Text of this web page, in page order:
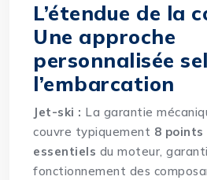
L’étendue de la
Une approche
personnalisée
l’embarcation
Jet-ski : La garantie
couvre typiquement 8 points
essentiels du moteur,
fonctionnement des